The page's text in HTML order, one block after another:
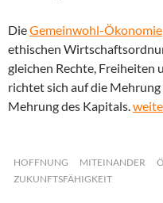
DieGemeinwohl-Ökonomie
ethischen
gleichen Rechte, Freiheiten
richtet sich auf die
Mehrung des Kapitals.
HOFFNUNG MITEINANDER
ZUKUNFTSFÄHIGKEIT